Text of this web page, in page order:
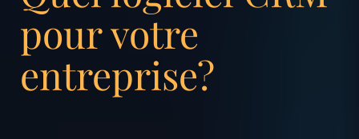
pour votre
entreprise?